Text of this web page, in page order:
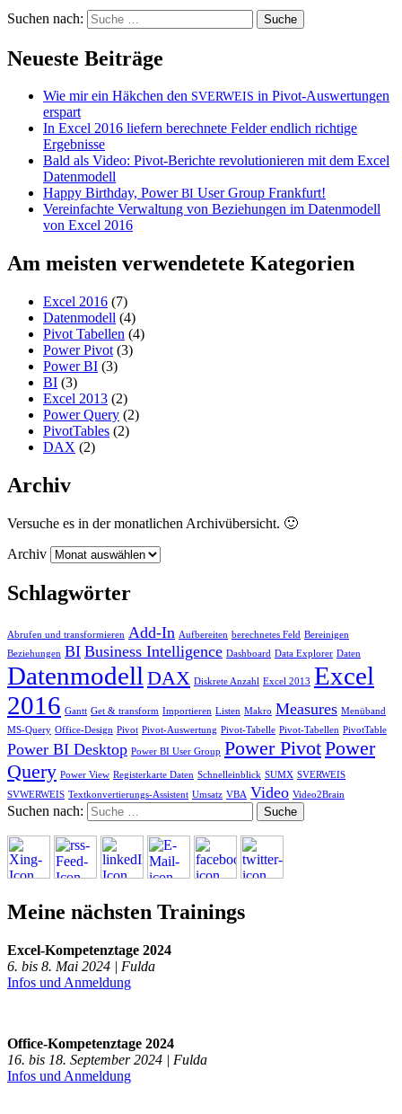
Suchen nach:
Neueste Beiträge
Wie mir ein Häkchen den SVERWEIS in Pivot-Auswertungen
erspart
In Excel 2016 liefern berechnete Felder endlich richtige
Ergebnisse
Bald als Video: Pivot-Berichte revolutionieren mit dem Excel
Datenmodell
Happy Birthday, PowerBI User Group Frankfurt!
Vereinfachte Verwaltung von Beziehungen im Datenmodell
von Excel 2016
Am meisten verwendetete Kategorien
Excel 2016 (7)
Datenmodell (4)
Pivot Tabellen (4)
Power Pivot (3)
Power BI (3)
BI (3)
Excel 2013 (2)
Power Query (2)
PivotTables (2)
DAX (2)
Archiv
Versuche es in der monatlichen Archivübersicht. 🙂
Archiv
Schlagwörter
Abrufen und transformieren Add-In Aufbereiten berechnetes Feld Bereinigen
Beziehungen BI Business Intelligence Dashboard Data Explorer Daten
Datenmodell DAX Diskrete Anzahl Excel 2013 Excel
2016 Gantt Get & transform Importieren Listen Makro Measures Menüband
MS-Query Office-Design Pivot Pivot-Auswertung Pivot-Tabelle Pivot-Tabellen PivotTable
Power BI Desktop Power BI User Group Power PivotPower
Query Power View Registerkarte Daten Schnelleinblick SUMX SVERWEIS
SVWERWEIS Textkonvertierungs-Assistent Umsatz VBA Video Video2Brain
Suchen nach:
Meine nächsten Trainings
Excel-Kompetenztage 2024
6. bis 8. Mai 2024 | Fulda
Infos und Anmeldung
Office-Kompetenztage 2024
16. bis 18. September 2024 | Fulda
Infos und Anmeldung